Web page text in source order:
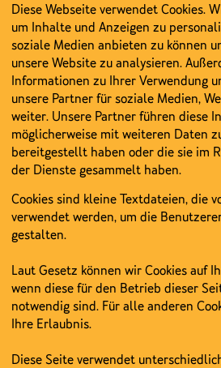
Diese Webseite verwendet Cookies.
um Inhalte und Anzeigen zu
soziale Medien anbieten zu können
unsere Website zu analysieren.
Informationen zu Ihrer Verwendung
unsere Partner für soziale Medien,
weiter. Unsere Partner führen diese
möglicherweise mit weiteren Daten
bereitgestellt haben oder die sie im
der Dienste gesammelt haben.
Cookies sind kleine Textdateien, die
verwendet werden, um die
gestalten.
Laut Gesetz können wir Cookies auf
wenn diese für den Betrieb dieser
notwendig sind. Für alle anderen
Ihre Erlaubnis.
Diese Seite verwendet